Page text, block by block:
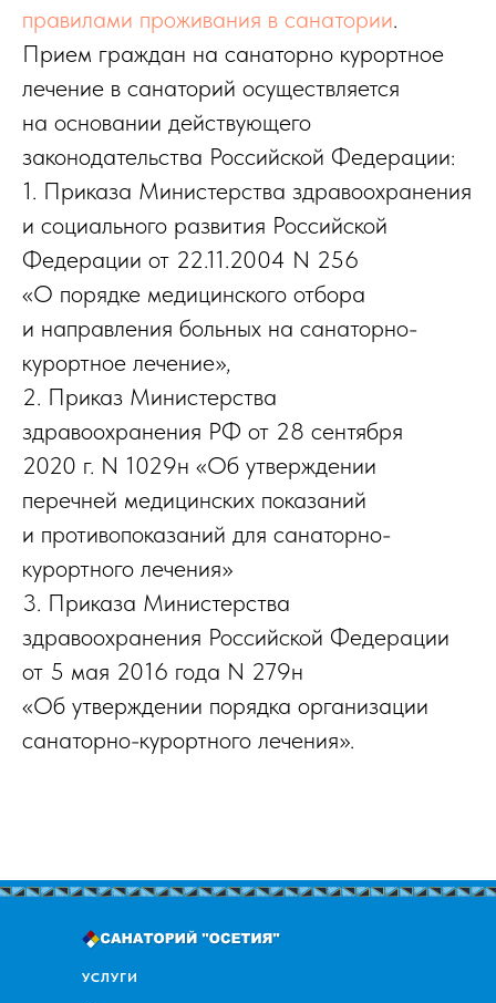
правилами проживания в санатории.
Прием граждан на санаторно курортное
лечение в санаторий осуществляется
на основании действующего
законодательства Российской Федерации:
1. Приказа Министерства здравоохранения
и социального развития Российской
Федерации от 22.11.2004 N 256
«О порядке медицинского отбора
и направления больных на санаторно-
курортное лечение»,
2. Приказ Министерства
здравоохранения РФ от 28 сентября
2020 г. N 1029н «Об утверждении
перечней медицинских показаний
и противопоказаний для санаторно-
курортного лечения»
3. Приказа Министерства
здравоохранения Российской Федерации
от 5 мая 2016 года N 279н
«Об утверждении порядка организации
санаторно-курортного лечения».
УСЛУГИ